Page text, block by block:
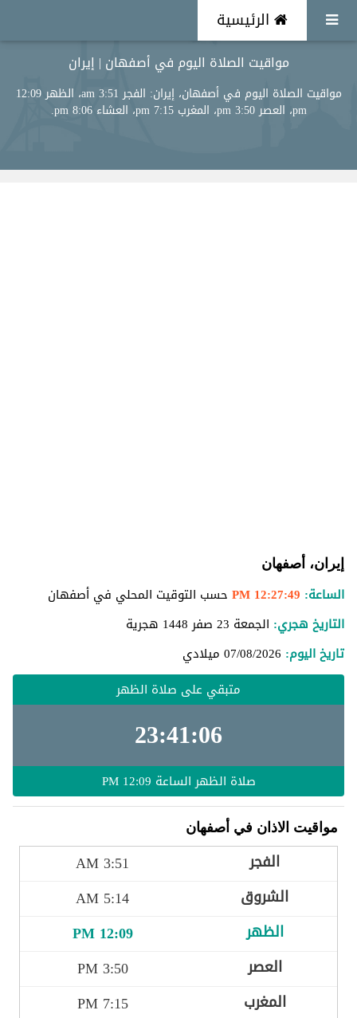
الرئيسية
مواقيت الصلاة اليوم في أصفهان | إيران
مواقيت الصلاة اليوم في أصفهان، إيران: الفجر 3:51 am، الظهر 12:09
pm، العصر 3:50 pm، المغرب 7:15 pm، العشاء 8:06 pm.
إيران، أصفهان
الساعة: 12:27:49 PM
حسب التوقيت المحلي في أصفهان
التاريخ هجري: الجمعة 23 صفر 1448 هجرية
تاريخ اليوم: 07/08/2026 ميلادي
متبقي على صلاة الظهر
23:41:06
صلاة الظهر الساعة 12:09 PM
مواقيت الاذان في أصفهان
3:51 AM
5:14 AM
12:09 PM
3:50 PM
7:15 PM